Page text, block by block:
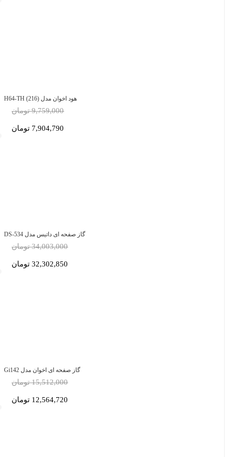
هود اخوان مدل H64-TH (216)
9,759,000 تومان
7,904,790 تومان
گاز صفحه ای داتیس مدل DS-534
34,003,000 تومان
32,302,850 تومان
گاز صفحه ای اخوان مدل Gi142
15,512,000 تومان
12,564,720 تومان